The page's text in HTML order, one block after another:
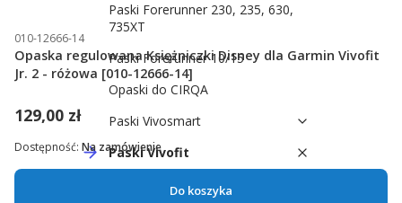
Paski Forerunner 230, 235, 630,
735XT
Paski Forerunner 10/15
Opaski do CIRQA
Paski Vivosmart
Paski Vivofit
Paski Vivofit 4
010-12666-14
Opaska regulowana Księżniczki Disney dla Garmin Vivofit
Jr. 2 - różowa [010-12666-14]
129,00 zł
Do koszyka
Dostępność: Na zamówienie